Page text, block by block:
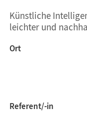
Künstliche
leichter und
Ort
Referent/-in